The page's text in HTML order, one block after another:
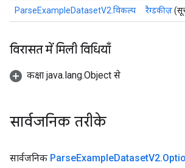
ParseExampleDatasetV2.विकल्प रैग्डकीज़
विरासत में मिली विधियाँ
कक्षा java.lang.Object से
सार्वजनिक तरीके
सार्वजनिक ParseExampleDatasetV2.